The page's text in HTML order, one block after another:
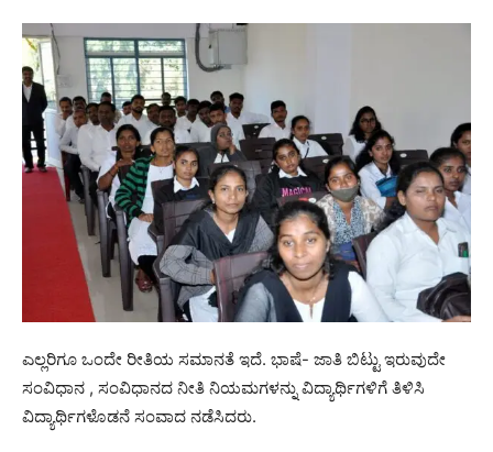
ಎಲ್ಲರಿಗೂ ಒಂದೇ ರೀತಿಯ ಸಮಾನತೆ ಇದೆ. ಭಾಷೆ- ಜಾತಿ ಬಿಟ್ಟು ಇರುವುದೇ
ಸಂವಿಧಾನ , ಸಂವಿಧಾನದ ನೀತಿ ನಿಯಮಗಳನ್ನು ವಿದ್ಯಾರ್ಥಿಗಳಿಗೆ ತಿಳಿಸಿ
ವಿದ್ಯಾರ್ಥಿಗಳೊಡನೆ ಸಂವಾದ ನಡೆಸಿದರು.